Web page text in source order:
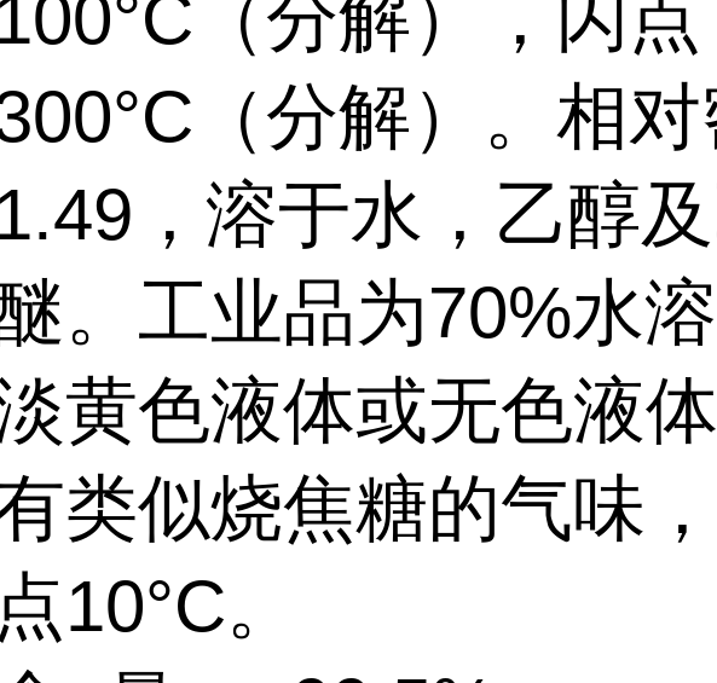
（分解），闪点
（分解）。相
，溶于水，乙醇
。工业品为70%水溶
黄色液体或无色液
类似烧焦糖的气味
点10°C。